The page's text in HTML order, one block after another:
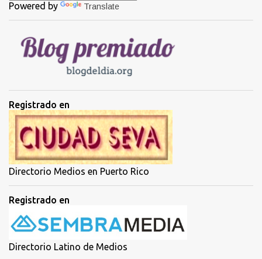
r
o
s
Powered by Translate
Registrado en
Directorio Medios en Puerto Rico
Registrado en
Directorio Latino de Medios